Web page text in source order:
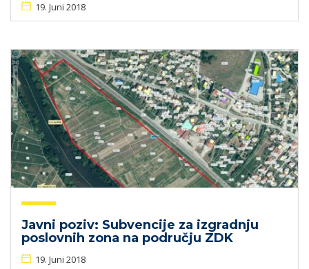
19. Juni 2018
Javni poziv: Subvencije za izgradnju
poslovnih zona na području ZDK
19. Juni 2018